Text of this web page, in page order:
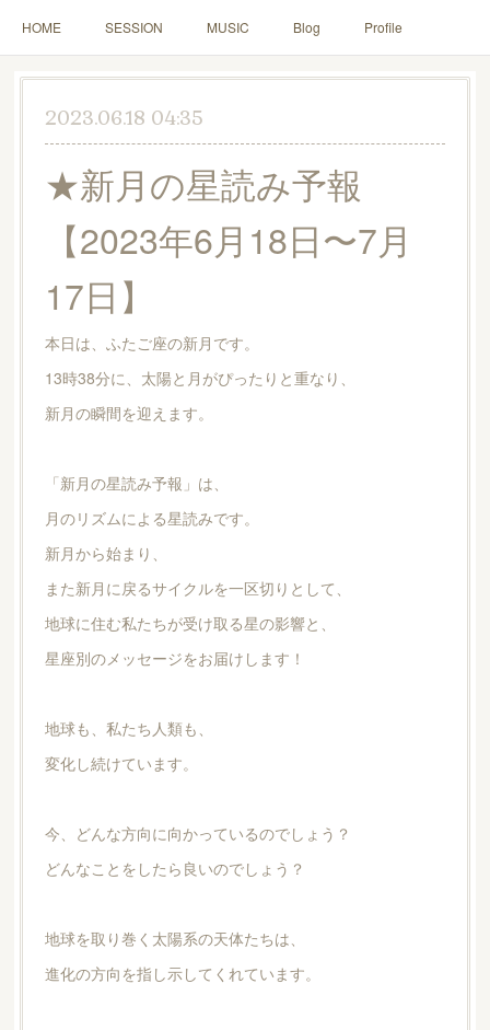
HOME SESSION MUSIC Blog Profile
2023.06.18 04:35
★新月の星読み予報
【2023年6月18日〜7月
17日】
本日は、ふたご座の新月です。
13時38分に、太陽と月がぴったりと重なり、
新月の瞬間を迎えます。
「新月の星読み予報」は、
月のリズムによる星読みです。
新月から始まり、
また新月に戻るサイクルを一区切りとして、
地球に住む私たちが受け取る星の影響と、
星座別のメッセージをお届けします！
地球も、私たち人類も、
変化し続けています。
今、どんな方向に向かっているのでしょう？
どんなことをしたら良いのでしょう？
地球を取り巻く太陽系の天体たちは、
進化の方向を指し示してくれています。